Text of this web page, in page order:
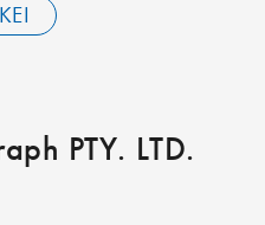
PTY. LTD.